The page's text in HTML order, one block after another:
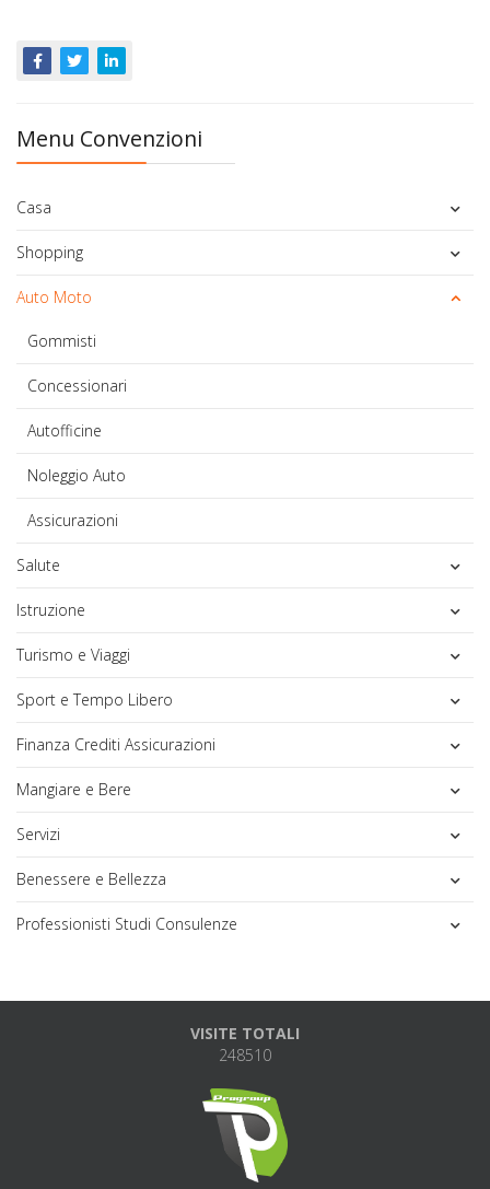
Menu Convenzioni
Casa
Shopping
Auto Moto
Gommisti
Concessionari
Autofficine
Noleggio Auto
Assicurazioni
Salute
Istruzione
Turismo e Viaggi
Sport e Tempo Libero
Finanza Crediti Assicurazioni
Mangiare e Bere
Servizi
Benessere e Bellezza
Professionisti Studi Consulenze
VISITE TOTALI
248510